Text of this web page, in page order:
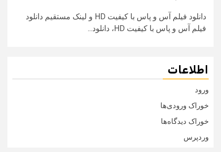
دانلود فیلم آس و پاس با کیفیت HD و لینک مستقیم دانلود
فیلم آس و پاس با کیفیت HD، دانلود...
اطلاعات
ورود
خوراک ورودی‌ها
خوراک دیدگاه‌ها
وردپرس